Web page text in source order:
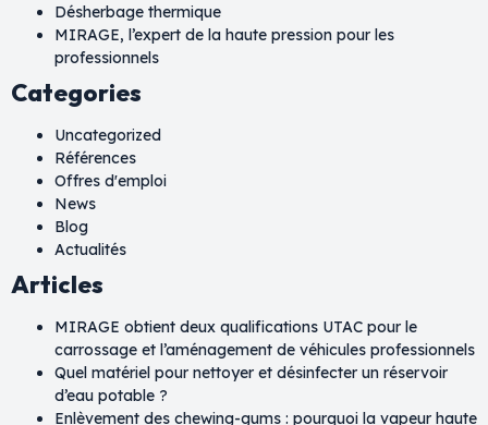
Désherbage thermique
MIRAGE, l’expert de la haute pression pour les
professionnels
Categories
Uncategorized
Références
Offres d'emploi
News
Blog
Actualités
Articles
MIRAGE obtient deux qualifications UTAC pour le
carrossage et l’aménagement de véhicules professionnels
Quel matériel pour nettoyer et désinfecter un réservoir
d’eau potable ?
Enlèvement des chewing-gums : pourquoi la vapeur haute